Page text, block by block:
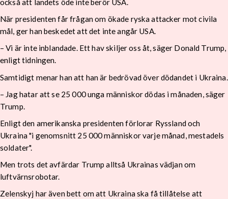
också att landets öde inte berör USA.
När presidenten får frågan om ökade ryska attacker mot civila
mål, ger han beskedet att det inte angår USA.
– Vi är inte inblandade. Ett hav skiljer oss åt, säger Donald Trump,
enligt tidningen.
Samtidigt menar han att han är bedrövad över dödandet i Ukraina.
– Jag hatar att se 25 000 unga människor dödas i månaden, säger
Trump.
Enligt den amerikanska presidenten förlorar Ryssland och
Ukraina "i genomsnitt 25 000 människor varje månad, mestadels
soldater".
Men trots det avfärdar Trump alltså Ukrainas vädjan om
luftvärnsrobotar.
Zelenskyj har även bett om att Ukraina ska få tillåtelse att